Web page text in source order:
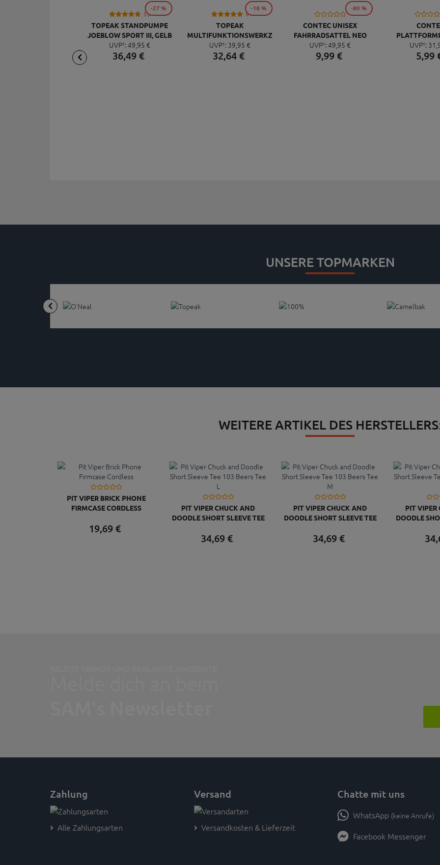
53
TOPEAK STANDPUMPE
JOEBLOW SPORT III, GELB
UVP¹:49, 95 €
36,49€
-27 %
9
TOPEAK
MULTIFUNKTIONSWERKZEUG
MINI 20 PRO
UVP¹: 39, 95 €
32,64€
-18 %
CONTEC UNISEX
FAHRRADSATTEL NEO
PACE ZX CUT
UVP¹:49, 95 €
9,99 €
-80 %
QUICK NEO
UVP¹: 31,
5,99
UNSERE TOPMARKEN
WEITERE ARTIKEL DES
PIT VIPER BRICK PHONE
FIRMCASE CORDLESS
19,69€
PIT VIPER CHUCK AND
DOODLE SHORT SLEEVE TEE
34,69€
PIT VIPER CHUCK AND
DOODLE SHORT SLEEVE TEE
34,69€
PIT VIPER
DOODLE
34,
Zahlung
Alle Zahlungsarten
Versand
Versandkosten & Lieferzeit
Chatte mit uns
WhatsApp (keine Anrufe)
Facebook Messenger